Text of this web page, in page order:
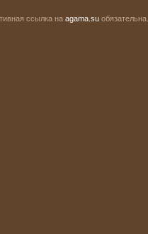
ссылка на agama.su обязательна.